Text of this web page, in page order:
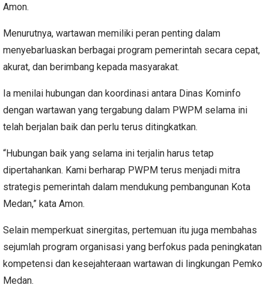
Amon.
Menurutnya, wartawan memiliki peran penting dalam
menyebarluaskan berbagai program pemerintah secara cepat,
akurat, dan berimbang kepada masyarakat.
Ia menilai hubungan dan koordinasi antara Dinas Kominfo
dengan wartawan yang tergabung dalam PWPM selama ini
telah berjalan baik dan perlu terus ditingkatkan.
“Hubungan baik yang selama ini terjalin harus tetap
dipertahankan. Kami berharap PWPM terus menjadi mitra
strategis pemerintah dalam mendukung pembangunan Kota
Medan,” kata Amon.
Selain memperkuat sinergitas, pertemuan itu juga membahas
sejumlah program organisasi yang berfokus pada peningkatan
kompetensi dan kesejahteraan wartawan di lingkungan Pemko
Medan.